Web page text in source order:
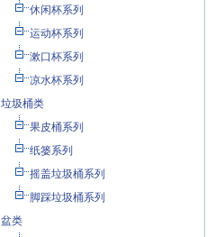
休闲杯系列
运动杯系列
漱口杯系列
凉水杯系列
垃圾桶类
果皮桶系列
纸篓系列
摇盖垃圾桶系列
脚踩垃圾桶系列
盆类